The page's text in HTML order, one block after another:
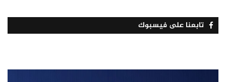
تابعنا على فيسبوك